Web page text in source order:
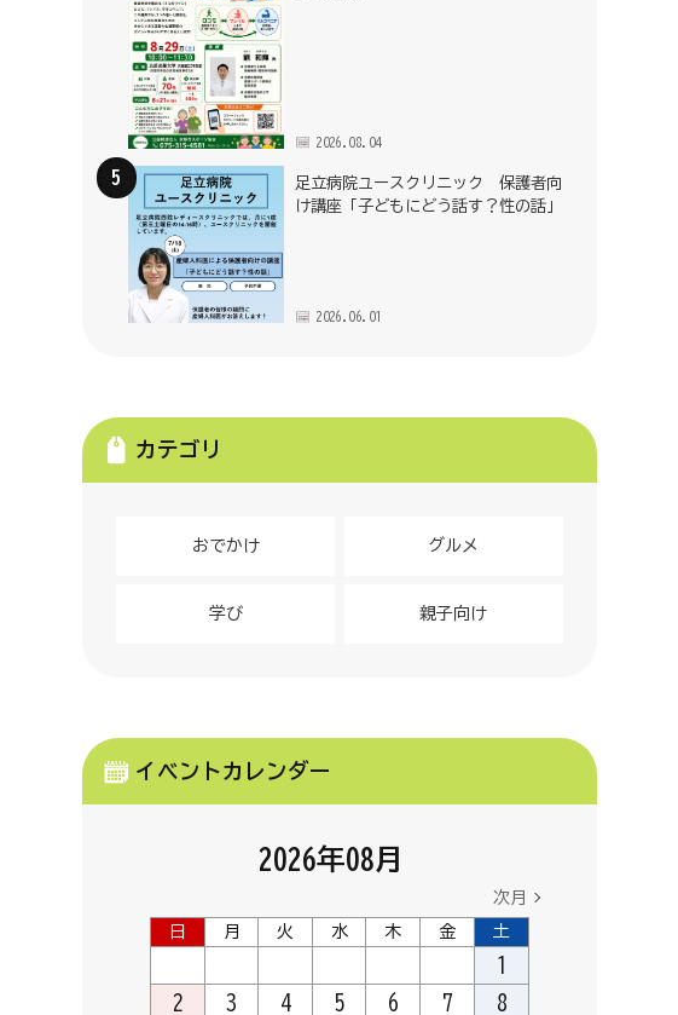
2026.08.04
足立病院ユースクリニック 保護者向
け講座「子どもにどう話す？性の話」
2026.06.01
カテゴリ
おでかけ グルメ
学び 親子向け
イベントカレンダー
2026年08月
次月
日
月 火 水 木 金 土
1
2
3 4 5 6 7 8